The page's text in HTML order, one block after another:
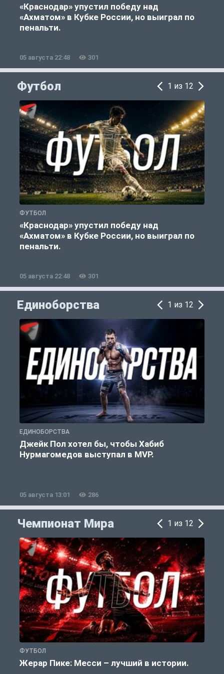
«Краснодар» упустил победу над
«Ахматом» в Кубке России, но выиграл по
пенальти.
05 августа 22:48 301
Футбол 1 из 12
ФУТБОЛ
«Краснодар» упустил победу над
«Ахматом» в Кубке России, но выиграл по
пенальти.
05 августа 22:48 301
Единоборства 1 из 12
ЕДИНОБОРСТВА
Джейк Пол хотел бы, чтобы Хабиб
Нурмагомедов выступал в MVP.
05 августа 13:01 286
Чемпионат Мира 1 из 12
ФУТБОЛ
Жерар Пике: Месси – лучший в истории.